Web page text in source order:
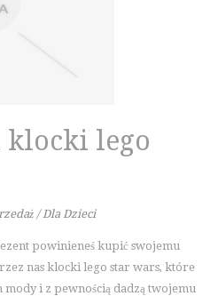
EDUKACYJNE
I SZKOLENIA
WNĘTRZ
klocki lego
/ Dla Dzieci
powinieneś kupić swojemu
nas klocki lego star wars, które
i z pewnością dadzą twojemu